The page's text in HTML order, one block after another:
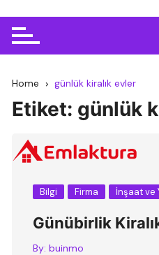
Home günlük kiralık evler
Etiket: günlük
Bilgi Firma İnşaat ve
Günübirlik
By: buinmo